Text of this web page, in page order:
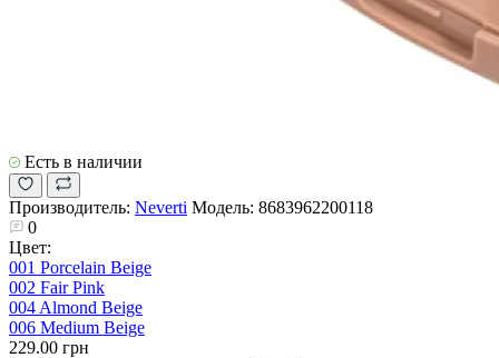
Есть в наличии
Производитель: Neverti Модель: 8683962200118
0
Цвет:
001 Porcelain Beige
002 Fair Pink
004 Almond Beige
006 Medium Beige
229.00 грн